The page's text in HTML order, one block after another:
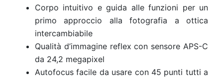
Corpo intuitivo e guida alle funzioni per un
primo approccio alla fotografia a ottica
intercambiabile
Qualità d’immagine reflex con sensore APS-C
da 24,2 megapixel
Autofocus facile da usare con 45 punti tutti a